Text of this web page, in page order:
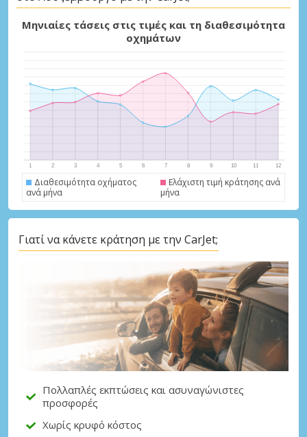
Μεγάλες εξοικονομήσεις
Αποκτήστε πρόσβαση σε αποκλειστικές
Σύνδεση με eLink
Μηνιαίες τάσεις στις τιμές και τη διαθεσιμότητα
οχημάτων
Διαθεσιμότητα οχήματος
ανά μήνα
Ελάχιστη τιμή κράτησης ανά
μήνα
Γιατί να κάνετε κράτηση με την CarJet;
Πολλαπλές εκπτώσεις και ασυναγώνιστες
προσφορές
Χωρίς κρυφό κόστος